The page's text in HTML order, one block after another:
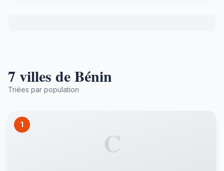
7 villes de Bénin
Triées par population
1
C